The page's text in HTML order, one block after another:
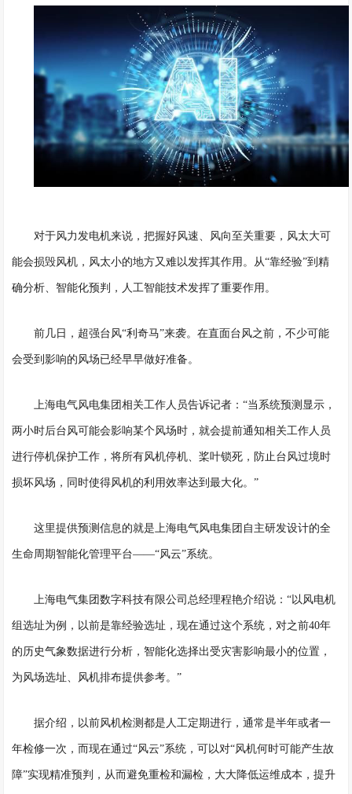
对于风力发电机来说，把握好风速、风向至关重要，风太大可
能会损毁风机，风太小的地方又难以发挥其作用。从“靠经验”到精
确分析、智能化预判，人工智能技术发挥了重要作用。
前几日，超强台风“利奇马”来袭。在直面台风之前，不少可能
会受到影响的风场已经早早做好准备。
上海电气风电集团相关工作人员告诉记者：“当系统预测显示，
两小时后台风可能会影响某个风场时，就会提前通知相关工作人员
进行停机保护工作，将所有风机停机、桨叶锁死，防止台风过境时
损坏风场，同时使得风机的利用效率达到最大化。”
这里提供预测信息的就是上海电气风电集团自主研发设计的全
生命周期智能化管理平台——“风云”系统。
上海电气集团数字科技有限公司总经理程艳介绍说：“以风电机
组选址为例，以前是靠经验选址，现在通过这个系统，对之前40年
的历史气象数据进行分析，智能化选择出受灾害影响最小的位置，
为风场选址、风机排布提供参考。”
据介绍，以前风机检测都是人工定期进行，通常是半年或者一
年检修一次，而现在通过“风云”系统，可以对“风机何时可能产生故
障”实现精准预判，从而避免重检和漏检，大大降低运维成本，提升